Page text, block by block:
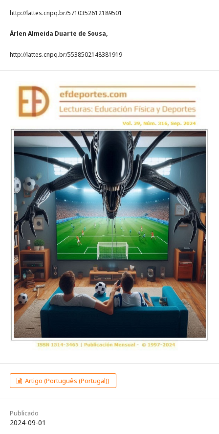
http://lattes.cnpq.br/5710352612189501
Árlen Almeida Duarte de Sousa,
http://lattes.cnpq.br/5538502148381919
Artigo (Português (Portugal))
Publicado
2024-09-01